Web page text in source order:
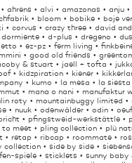
ahrens alvi amazonas anju
bloom bobike boje
corvus crazy three david
dormiente d-plus dregeno
etto ez-pz ferm living
good old friends
& stuart jaell + tofta
kidzpiration kiener
kumo la mesa la siesta
mana o nani manufaktur
roty mountainbuggy limited
nuuk odenwälder odin oeuf
pfingstweid-werkstättle
to meet pling collection plü
retap ribcap roommate
collection side by side
spiele sticklets sunny baby